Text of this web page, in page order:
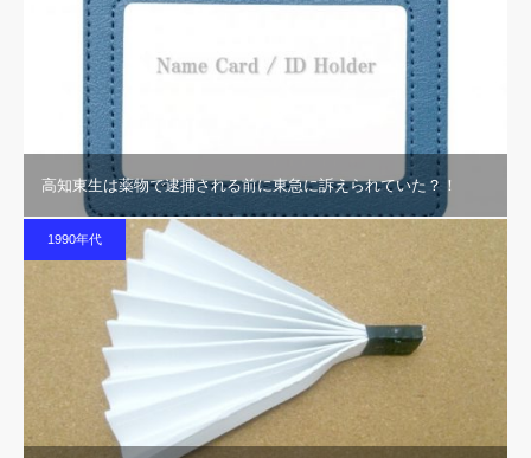
高知東生は薬物で逮捕される前に東急に訴えられていた？！
1990年代